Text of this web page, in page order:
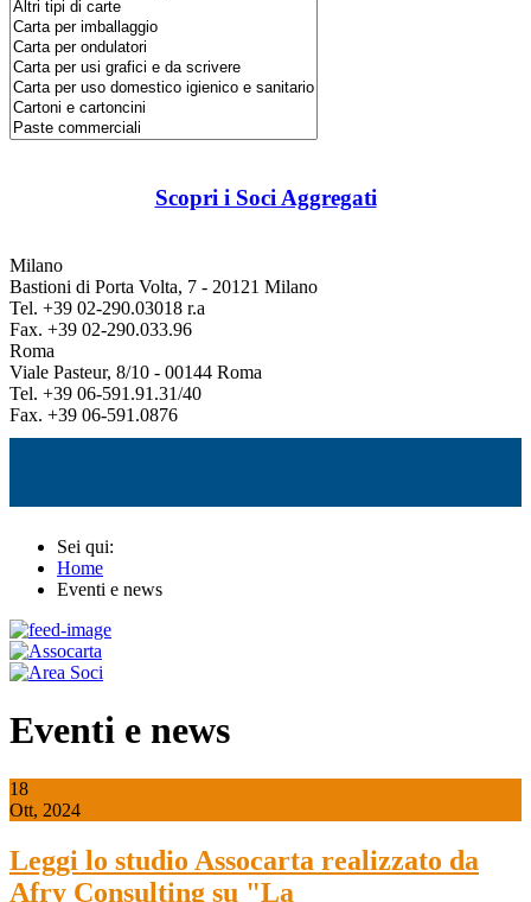
Scopri i Soci Aggregati
Milano
Bastioni di Porta Volta, 7 - 20121 Milano
Tel. +39 02-290.03018 r.a
Fax. +39 02-290.033.96
Roma
Viale Pasteur, 8/10 - 00144 Roma
Tel. +39 06-591.91.31/40
Fax. +39 06-591.0876
Sei qui:
Home
Eventi e news
Eventi e news
18
Ott, 2024
Leggi lo studio Assocarta realizzato da
Afry Consulting su "La